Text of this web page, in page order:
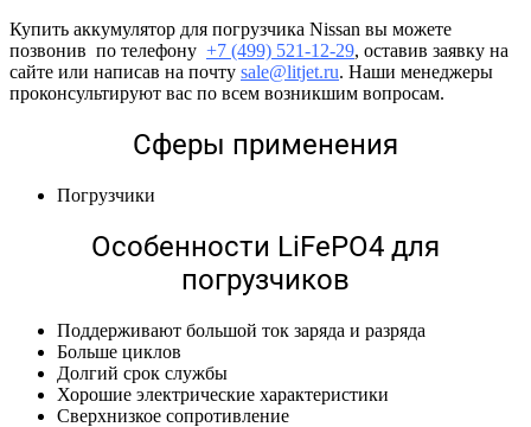
Купить аккумулятор для погрузчика Nissan вы можете
позвонив по телефону +7 (499) 521-12-29, оставив заявку на
сайте или написав на почту sale@litjet.ru. Наши менеджеры
проконсультируют вас по всем возникшим вопросам.
Сферы применения
Погрузчики
Особенности LiFePO4 для
погрузчиков
Поддерживают большой ток заряда и разряда
Больше циклов
Долгий срок службы
Хорошие электрические характеристики
Сверхнизкое сопротивление